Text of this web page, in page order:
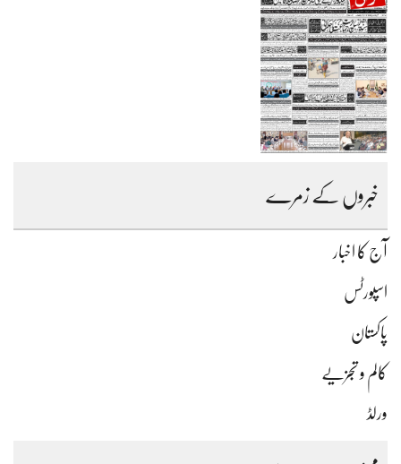
خبروں کے زمرے
آج کا اخبار
اسپورٹس
پاکستان
کالم و تجزیے
ورلڈ